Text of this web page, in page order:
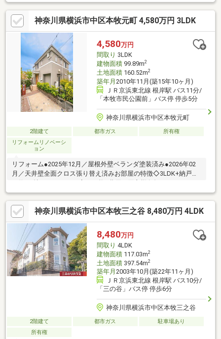
壁修繕・屋根修繕◆2018年5月 システムキッチン交換◆2019年4
月 浴室交換・洗面化粧台交換◆2021年5月 外壁塗装
神奈川県横浜市中区本牧元町 4,580万円 3LDK
4,580万円
間取り 3LDK
建物面積99.89m2
土地面積160.52m2
築年月 2010年11月(築15年10ヶ月)
ＪＲ京浜東北線 根岸駅 バス11分/
「本牧市民公園前」バス停 停歩5分
神奈川県横浜市中区本牧元町
2階建て 都市ガス
所有権
リフォームリノベーシ
ョン
リフォーム●2025年12月／屋根外壁ベランダ塗装済み●2026年02
月／天井壁全面クロス張り替え済みお部屋の特徴◇3LDK+納戸
（約2.1帖）※4ＬＤＫに変更可能※費用は買主様負担となります。
◇2024年7月防蟻工事完了◇2階全室二重窓設置（洋室約7.1帖、
2023年9月頃完了、洋室約10.4帖2011年2月頃完了）◇キッチンパ
ントリー有◇全居室に収納有◇対面式カウンターキッチンを採用
◇南道路（南東・南西含む）◎浄水器有りカートリッジ式◎床暖
房有り（リビング部分）◎太陽光ソーラーパネル付◎ホームセキ
ュリティ設備付（※利用の再契約が必要です。）◎西武建設施工
神奈川県横浜市中区本牧三之谷 8,480万円 4LDK
8,480万円
間取り 4LDK
建物面積117.03m2
土地面積397.54m2
築年月 2003年10月(築22年11ヶ月)
ＪＲ京浜東北線 根岸駅 バス10分/
「三の谷」バス停 停歩6分
神奈川県横浜市中区本牧三之谷
2階建て 都市ガス
駐車場あり
所有権